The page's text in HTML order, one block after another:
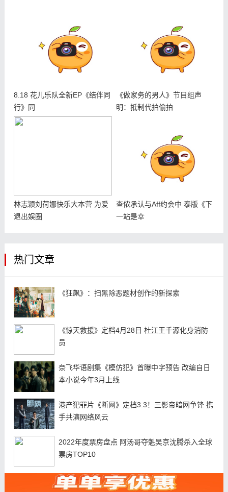
8.18 花儿乐队全新EP《结伴同
行》同
《做家务的男人》节目组声
明：抵制代拍偷拍
林志颖刘荷娜快乐大本营 为爱
退出娱圈
查侬承认与Aff约会中 泰版《下
一站是幸
热门文章
《狂飙》：扫黑除恶题材创作的新探索
《惊天救援》定档4月28日 杜江王千源化身消防
员
奈飞华语剧集《模仿犯》首曝中字预告 改编自日
本小说今年3月上线
港产犯罪片《断网》定档3.3！三影帝暗网争锋 携
手共演网络风云
2022年度票房盘点 阿汤哥夺魁吴京沈腾杀入全球
票房TOP10